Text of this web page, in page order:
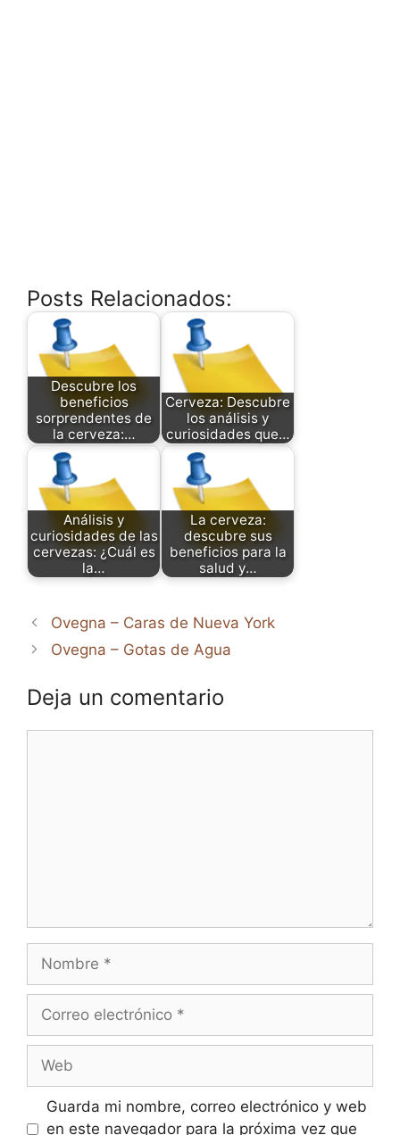
Posts Relacionados:
Descubre los
beneficios
sorprendentes de
la cerveza:…
Cerveza: Descubre
los análisis y
curiosidades que…
Análisis y
curiosidades de las
cervezas: ¿Cuál es
la…
La cerveza:
descubre sus
beneficios para la
salud y…
Ovegna – Caras de Nueva York
Ovegna – Gotas de Agua
Deja un comentario
Nombre
Correo
Web
Guarda mi nombre, correo electrónico y web
en este navegador para la próxima vez que